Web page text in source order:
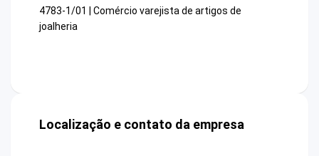
4783-1/01 | Comércio varejista de artigos de
joalheria
Localização e contato da empresa